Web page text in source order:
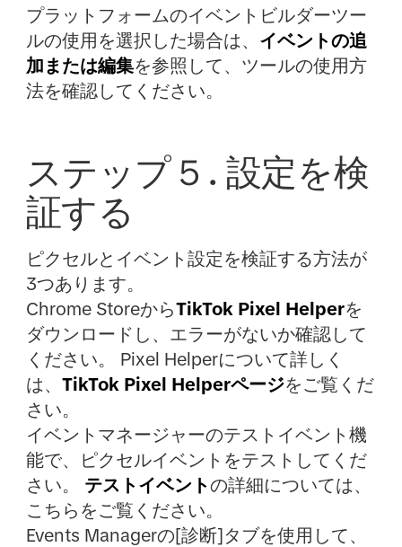
プラットフォームのイベントビルダーツー
ルの使用を選択した場合は、 イベントの追
加または編集を参照して、ツールの使用方
法を確認してください。
ステップ５. 設定を検
証する
ピクセルとイベント設定を検証する方法が
3つあります。
Chrome StoreからTikTok Pixel Helperを
ダウンロードし、エラーがないか確認して
ください。 Pixel Helperについて詳しく
は、 TikTok Pixel Helperページをご覧くだ
さい。
イベントマネージャーのテストイベント機
能で、ピクセルイベントをテストしてくだ
さい。 テストイベントの詳細については、
こちらをご覧ください。
Events Managerの[診断]タブを使用して、